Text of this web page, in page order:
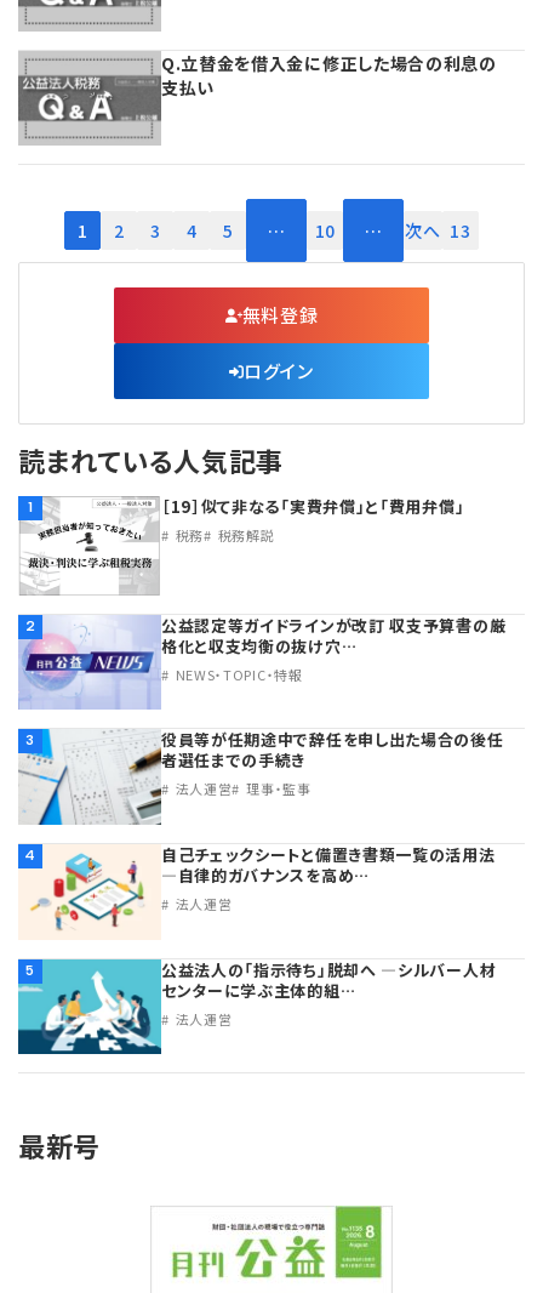
Q.立替金を借入金に修正した場合の利息の
支払い
1 2 3 4 5 … 10 … 次へ 13
無料登録
ログイン
読まれている人気記事
1 ［19］似て非なる「実費弁償」と「費用弁償」
税務 税務解説
2
公益認定等ガイドラインが改訂 収支予算書の厳
格化と収支均衡の抜け穴…
NEWS・TOPIC・特報
3
役員等が任期途中で辞任を申し出た場合の後任
者選任までの手続き
法人運営 理事・監事
4
自己チェックシートと備置き書類一覧の活用法
―自律的ガバナンスを高め…
法人運営
5
公益法人の「指示待ち」脱却へ ―シルバー人材
センターに学ぶ主体的組…
法人運営
最新号